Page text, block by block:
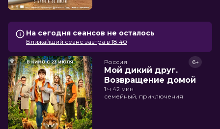
На сегодня сеансов не осталось
Ближайший сеанс завтра в 18:40
Россия
Мой дикий друг.
Возвращение домой
6+
1 ч 42 мин
семейный, приключения